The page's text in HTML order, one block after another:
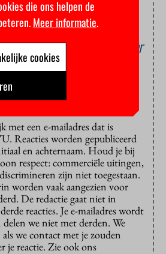
onthulling zes jaar oude
word ik wetenschapper
met een e-mailadres dat is
Reacties worden gepubliceerd
en achternaam. Houd je bij
respect: commerciële uitingen,
zijn niet toegestaan.
worden vaak aangezien voor
De redactie gaat niet in
reacties. Je e-mailadres wordt
we niet met derden. We
we contact met je zouden
je reactie. Zie ook ons
die ons helpen de
Meer informatie.
cookies